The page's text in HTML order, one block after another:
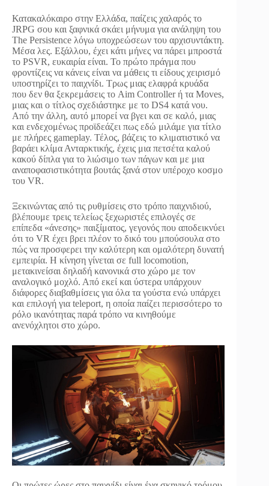
Κατακαλόκαιρο στην Ελλάδα, παίζεις χαλαρός το
JRPG σου και ξαφνικά σκάει μήνυμα για ανάληψη του
The Persistence λόγω υποχρεώσεων του αρχισυντάκτη.
Μέσα λες. Εξάλλου, έχει κάτι μήνες να πάρει μπροστά
το PSVR, ευκαιρία είναι. Το πρώτο πράγμα που
φροντίζεις να κάνεις είναι να μάθεις τι είδους χειρισμό
υποστηρίζει το παιχνίδι. Τρως μιας ελαφρά κρυάδα
που δεν θα ξεκρεμάσεις το Aim Controller ή τα Moves,
μιας και ο τίτλος σχεδιάστηκε με το DS4 κατά νου.
Από την άλλη, αυτό μπορεί να βγει και σε καλό, μιας
και ενδεχομένως προϊδεάζει πως εδώ μιλάμε για τίτλο
με πλήρες gameplay. Τέλος, βάζεις το κλιματιστικό να
βαράει κλίμα Ανταρκτικής, έχεις μια πετσέτα καλού
κακού δίπλα για το λιώσιμο των πάγων και με μια
αναποφασιστικότητα βουτάς ξανά στον υπέροχο κοσμο
του VR.
Ξεκινώντας από τις ρυθμίσεις στο τρόπο παιχνιδιού,
βλέπουμε τρεις τελείως ξεχωριστές επιλογές σε
επίπεδα «άνεσης» παιξίματος, γεγονός που αποδεικνύει
ότι το VR έχει βρει πλέον το δικό του μπούσουλα στο
πώς να προσφερει την καλύτερη και ομαλότερη δυνατή
εμπειρία. Η κίνηση γίνεται σε full locomotion,
μετακινείσαι δηλαδή κανονικά στο χώρο με τον
αναλογικό μοχλό. Από εκεί και ύστερα υπάρχουν
διάφορες διαβαθμίσεις για όλα τα γούστα ενώ υπάρχει
και επιλογή για teleport, η οποία παίζει περισσότερο το
ρόλο ικανότητας παρά τρόπο να κινηθούμε
ανενόχλητοι στο χώρο.